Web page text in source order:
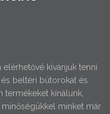
kívánjuk tenni
beltéri bútorokat és
termékeket kínálunk,
minket már